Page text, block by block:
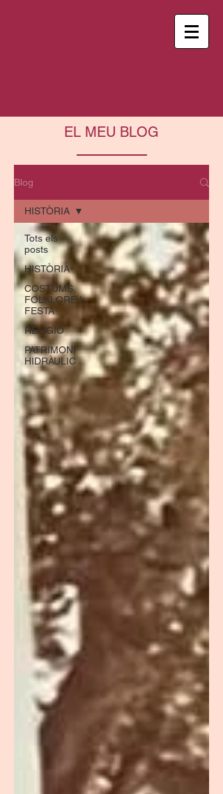
EL MEU BLOG
Blog
Tots els
posts
HISTÒRIA
COSTUMS,
FOLKLORE I
FESTA
RELIGIÓ
PATRIMONI
HIDRÀULIC
HISTÒRIA